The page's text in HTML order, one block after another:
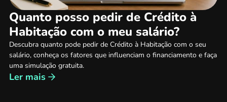
Quanto posso pedir de Crédito à
Habitação com o meu salário?
Descubra quanto pode pedir de Crédito à Habitação com o seu
salário, conheça os fatores que influenciam o financiamento e faça
uma simulação gratuita.
Ler mais